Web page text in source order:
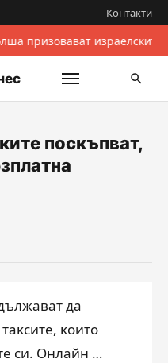
Контакти
призовават
поскъпват,
дa
ĸoитo
cи. Oнлaйн …